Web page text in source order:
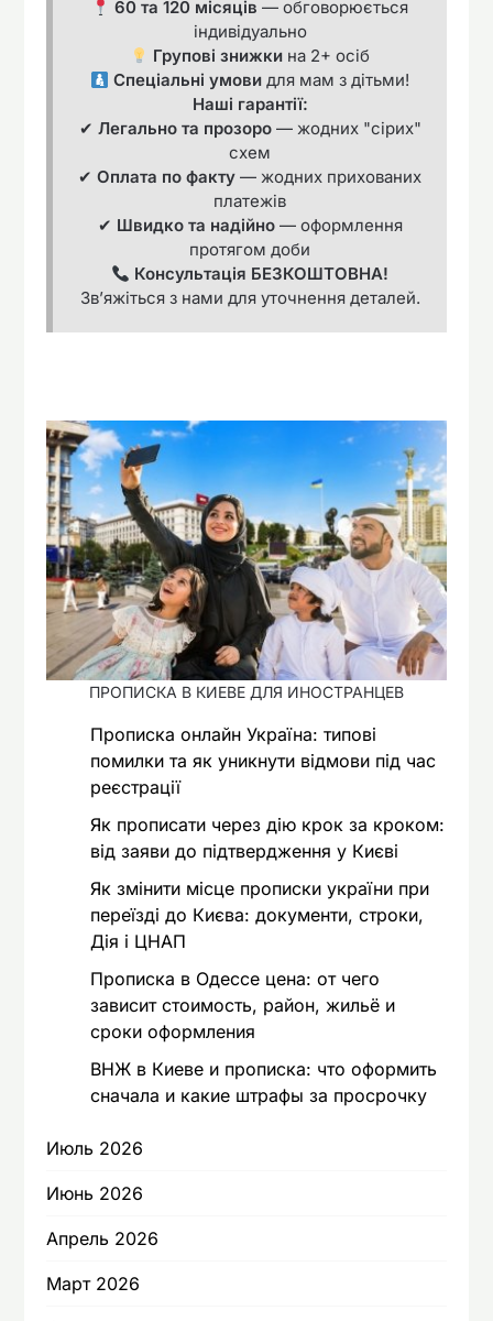
60 та 120 місяців — обговорюється
індивідуально
Групові знижки на 2+ осіб
Спеціальні умови для мам з дітьми!
Наші гарантії:
✔ Легально та прозоро— жодних "сірих"
схем
✔ Оплата по факту — жодних прихованих
платежів
✔ Швидко та надійно— оформлення
протягом доби
Консультація БЕЗКОШТОВНА!
Зв’яжіться з нами для уточнення деталей.
ПРОПИСКА В КИЕВЕ ДЛЯ ИНОСТРАНЦЕВ
Прописка онлайн Україна: типові
помилки та як уникнути відмови під час
реєстрації
Як прописати через дію крок за кроком:
від заяви до підтвердження у Києві
Як змінити місце прописки україни при
переїзді до Києва: документи, строки,
Дія і ЦНАП
Прописка в Одессе цена: от чего
зависит стоимость, район, жильё и
сроки оформления
ВНЖ в Киеве и прописка: что оформить
сначала и какие штрафы за просрочку
Июль 2026
Июнь 2026
Апрель 2026
Март 2026